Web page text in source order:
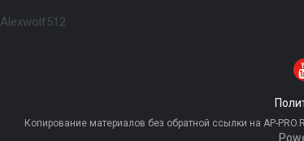
Alexwolf512
Копирование материалов без обратной ссылки на AP-